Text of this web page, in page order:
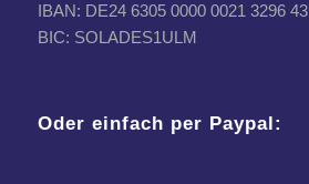
IBAN: DE24 6305 0000 0021 3296 43
BIC: SOLADES1ULM
Oder einfach per Paypal: